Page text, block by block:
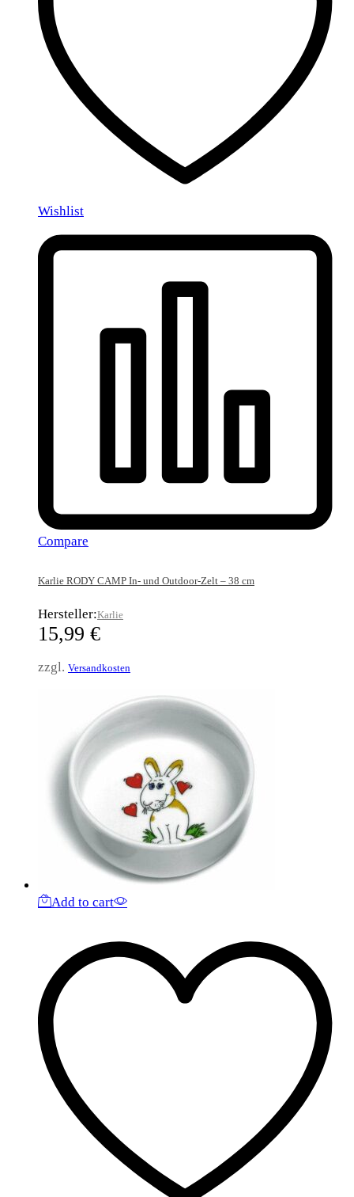
Wishlist
Compare
Karlie RODY CAMP In- und Outdoor-Zelt – 38 cm
Hersteller:Karlie
15,99 €
zzgl. Versandkosten
Add to cart